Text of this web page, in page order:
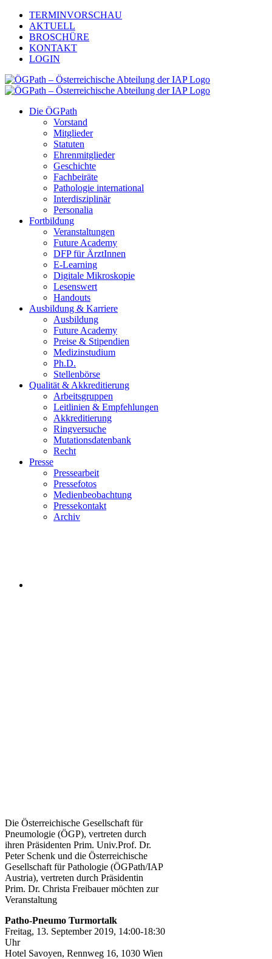
Zum
Inhalt
springen
TERMINVORSCHAU
AKTUELL
BROSCHÜRE
KONTAKT
LOGIN
Die ÖGPath
Vorstand
Mitglieder
Statuten
Ehrenmitglieder
Geschichte
Fachbeiräte
Pathologie international
Interdisziplinär
Personalia
Fortbildung
Veranstaltungen
Future Academy
DFP für ÄrztInnen
E-Learning
Digitale Mikroskopie
Lesenswert
Handouts
Ausbildung & Karriere
Ausbildung
Future Academy
Preise & Stipendien
Medizinstudium
Ph.D.
Stellenbörse
Qualität & Akkreditierung
Arbeitsgruppen
Leitlinien & Empfehlungen
Akkreditierung
Ringversuche
Mutationsdatenbank
Recht
Presse
Pressearbeit
Pressefotos
Medienbeobachtung
Pressekontakt
Archiv
Die Österreichische Gesellschaft für
Pneumologie (ÖGP), vertreten durch
ihren Präsidenten Prim. Univ.Prof. Dr.
Peter Schenk und die Österreichische
Gesellschaft für Pathologie (ÖGPath/IAP
Austria), vertreten durch Präsidentin
Prim. Dr. Christa Freibauer möchten zur
Veranstaltung
Patho-Pneumo Turmortalk
Freitag, 13. September 2019, 14:00-18:30
Uhr
Hotel Savoyen, Rennweg 16, 1030 Wien